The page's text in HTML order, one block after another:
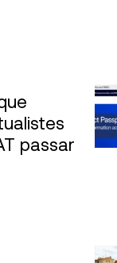
passar